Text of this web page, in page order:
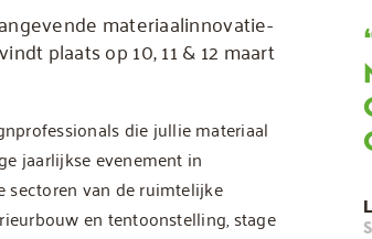
materiaalinnovatie-
plaats op 10, 11 & 12 maart
die jullie materiaal
jaarlijkse evenement in
sectoren van de ruimtelijke
en tentoonstelling, stage